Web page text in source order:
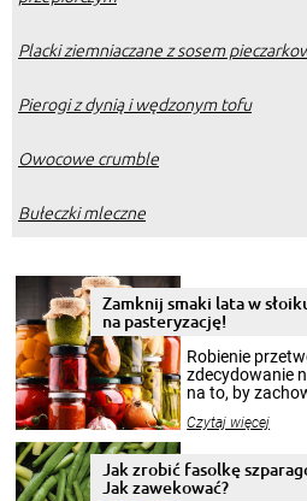
Placki ziemniaczane z sosem
Pierogi z dynią i wędzonym tofu
Owocowe crumble
Bułeczki mleczne
Zamknij smaki lata w
na pasteryzację!
Robienie
zdecydowanie
na to, by
krajobrazów, by
pełni poczuć
miesięcy.
Czytaj więcej
Jak zrobić fasolkę
Jak zawekować?